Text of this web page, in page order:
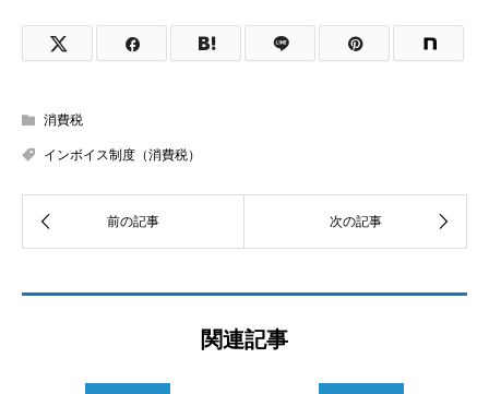
消費税
インボイス制度（消費税）
関連記事